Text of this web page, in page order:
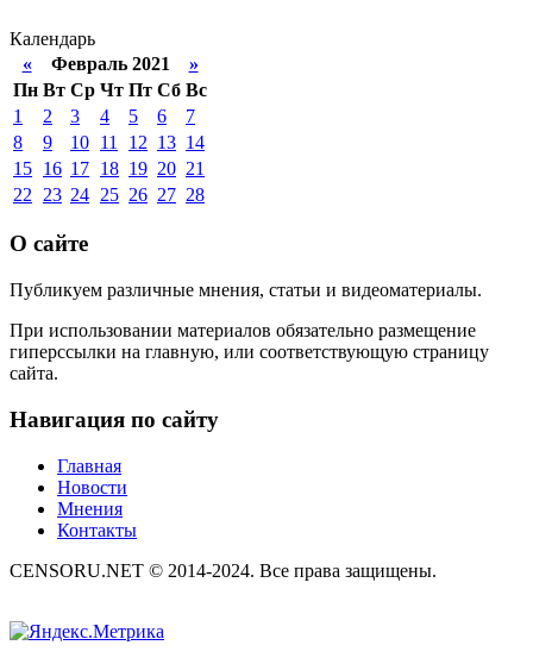
Календарь
«Февраль 2021 »
Пн Вт Ср Чт Пт Сб Вс
1
2 3 4 5 6
7
8
9 10 11 12 13 14
15 16 17 18 19 20 21
22
23 24 25 26 27 28
О сайте
Публикуем различные мнения, статьи и видеоматериалы.
При использовании материалов обязательно размещение
гиперссылки на главную, или соответствующую страницу
сайта.
Навигация по сайту
Главная
Новости
Мнения
Контакты
CENSORU.NET © 2014-2024. Все права защищены.